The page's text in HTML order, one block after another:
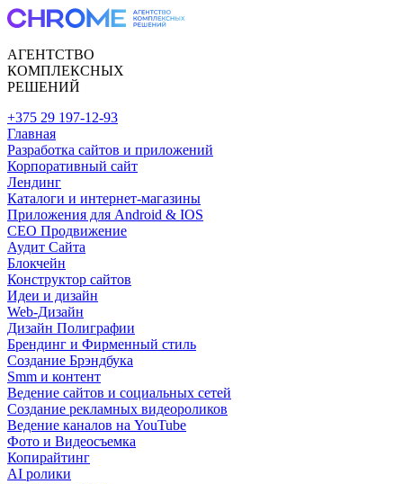
АГЕНТСТВО
КОМПЛЕКСНЫХ
РЕШЕНИЙ
+375 29 197-12-93
Главная
Разработка сайтов и приложений
Корпоративный сайт
Лендинг
Каталоги и интернет-магазины
Приложения для Android & IOS
CEO Продвижение
Аудит Сайта
Блокчейн
Конструктор сайтов
Идеи и дизайн
Web-Дизайн
Дизайн Полиграфии
Брендинг и Фирменный стиль
Создание Брэндбука
Smm и контент
Ведение сайтов и социальных сетей
Создание рекламных видеороликов
Ведение каналов на YouTube
Фото и Видеосъемка
Копирайтинг
AI ролики